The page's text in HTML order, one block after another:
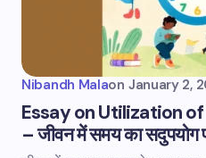
Nibandh Malaon January 2,
Essay on Utilization
– जीवन में समय का सदुपयोग